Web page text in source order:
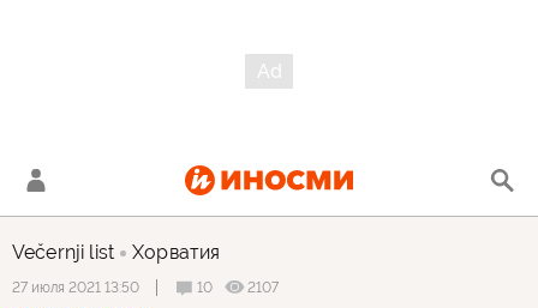
Večernji list Хорватия
27 июля 2021 13:50 10
2107